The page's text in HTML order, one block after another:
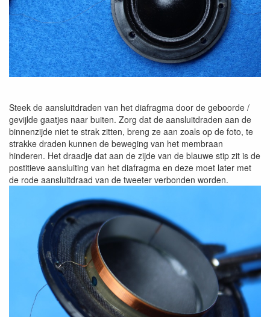
Steek de aansluitdraden van het diafragma door de geboorde /
gevijlde gaatjes naar buiten. Zorg dat de aansluitdraden aan de
binnenzijde niet te strak zitten, breng ze aan zoals op de foto, te
strakke draden kunnen de beweging van het membraan
hinderen. Het draadje dat aan de zijde van de blauwe stip zit is de
postitieve aansluiting van het diafragma en deze moet later met
de rode aansluitdraad van de tweeter verbonden worden.